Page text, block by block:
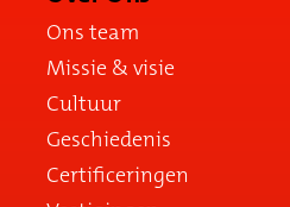
Ons team
Missie & visie
Cultuur
Geschiedenis
Certificeringen